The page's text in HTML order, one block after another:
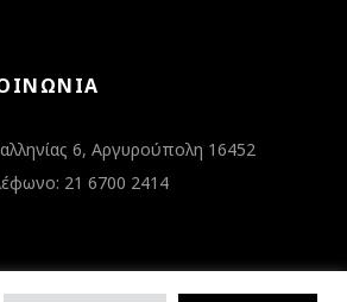
6, Αργυρούπολη 16452
21 6700 2414